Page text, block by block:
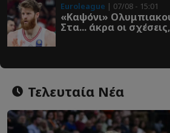
Euroleague | 07/08 - 15:01
«Καψόνι»
Στα... άκρα οι
Τελευταία Νέα